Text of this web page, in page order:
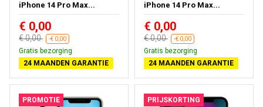
iPhone 14 Pro Max...
€ 0,00
€ 0,00 -€ 0,00
Gratis bezorging
24 MAANDEN GARANTIE
iPhone 14 Pro Max...
€ 0,00
€ 0,00 -€ 0,00
Gratis bezorging
24 MAANDEN GARANTIE
PROMOTIE PRIJSKORTING